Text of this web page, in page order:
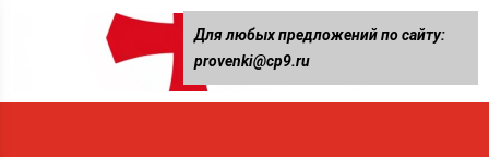
Для любых предложений по сайту:
provenki@cp9.ru